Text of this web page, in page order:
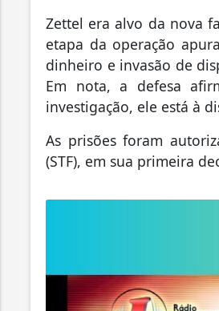
Zettel era alvo da nova
etapa da operação
dinheiro e invasão de
Em nota, a defesa
investigação, ele está à
As prisões foram
(STF), em sua primeira